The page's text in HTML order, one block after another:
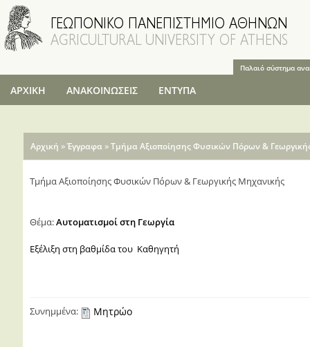
προς το
κυρίως
περιεχόμενο
Παλαιό σύστημα
ΑΡΧΙΚΗ ΑΝΑΚΟΙΝΩΣΕΙΣ ΕΝΤΥΠΑ
Είστε εδώ
Αρχική »Έγγραφα »Τμήμα Αξιοποίησης Φυσικών Πόρων &
Τμήμα Αξιοποίησης Φυσικών Πόρων & Γεωργικής Μηχανικής
Θέμα:Αυτοματισμοί στη Γεωργία
Εξέλιξη στη βαθμίδα του Καθηγητή
Συνημμένα: Μητρώο